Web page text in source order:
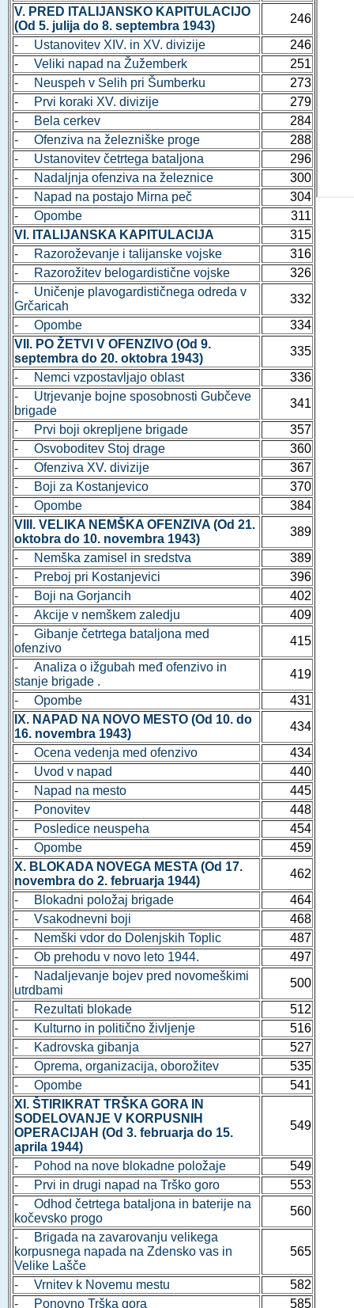
V. PRED ITALIJANSKO KAPITULACIJO
(Od 5. julija do 8. septembra 1943)
246
- Ustanovitev XIV. in XV. divizije
246
- Veliki napad na Žužemberk
251
- Neuspeh v Selih pri Šumberku
273
- Prvi koraki XV. divizije
279
- Bela cerkev
284
- Ofenziva na železniške proge
288
- Ustanovitev četrtega bataljona
296
- Nadaljnja ofenziva na železnice
300
- Napad na postajo Mirna peč
304
- Opombe
311
VI. ITALIJANSKA KAPITULACIJA
315
- Razoroževanje i talijanske vojske
316
- Razorožitev belogardistične vojske
326
- Uničenje plavogardističnega odreda v
Grčaricah
332
- Opombe
334
VII. PO ŽETVI V OFENZIVO (Od 9.
septembra do 20. oktobra 1943)
335
- Nemci vzpostavljajo oblast
336
- Utrjevanje bojne sposobnosti Gubčeve
brigade
341
- Prvi boji okrepljene brigade
357
- Osvoboditev Stoj drage
360
- Ofenziva XV. divizije
367
- Boji za Kostanjevico
370
- Opombe
384
VIII. VELIKA NEMŠKA OFENZIVA (Od 21.
oktobra do 10. novembra 1943)
389
- Nemška zamisel in sredstva
389
- Preboj pri Kostanjevici
396
- Boji na Gorjancih
402
- Akcije v nemškem zaledju
409
- Gibanje četrtega bataljona med
ofenzivo
415
- Analiza o ižgubah međ ofenzivo in
stanje brigade .
419
- Opombe
431
IX. NAPAD NA NOVO MESTO (Od 10. do
16. novembra 1943)
434
- Ocena vedenja med ofenzivo
434
- Uvod v napad
440
- Napad na mesto
445
- Ponovitev
448
- Posledice neuspeha
454
- Opombe
459
X. BLOKADA NOVEGA MESTA (Od 17.
novembra do 2. februarja 1944)
462
- Blokadni položaj brigade
464
- Vsakodnevni boji
468
- Nemški vdor do Dolenjskih Toplic
487
- Ob prehodu v novo leto 1944.
497
- Nadaljevanje bojev pred novomeškimi
utrdbami
500
- Rezultati blokade
512
- Kulturno in politično življenje
516
- Kadrovska gibanja
527
- Oprema, organizacija, oborožitev
535
- Opombe
541
XI. ŠTIRIKRAT TRŠKA GORA IN
SODELOVANJE V KORPUSNIH
OPERACIJAH (Od 3. februarja do 15.
aprila 1944)
549
- Pohod na nove blokadne položaje
549
- Prvi in drugi napad na Trško goro
553
- Odhod četrtega bataljona in baterije na
kočevsko progo
560
- Brigada na zavarovanju velikega
korpusnega napada na Zdensko vas in
Velike Lašče
565
- Vrnitev k Novemu mestu
582
- Ponovno Trška gora
585